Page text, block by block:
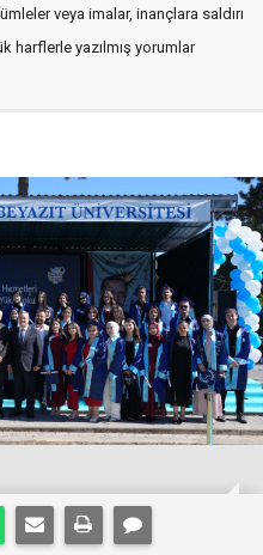
veya imalar, inançlara saldırı
harflerle yazılmış yorumlar